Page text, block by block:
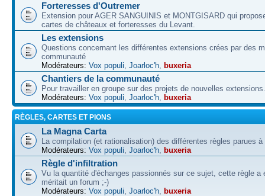
Forteresses d'Outremer
Extension pour AGER SANGUINIS et MONTGISARD qui
cartes de châteaux et forteresses du Levant.
Les extensions
Questions concernant les différentes extensions crées par des
communauté
Modérateurs: Vox populi, Joarloc'h, buxeria
Chantiers de la communauté
Pour travailler en groupe sur des projets de nouvelles extensions.
Modérateurs: Vox populi, Joarloc'h, buxeria
RÈGLES, CARTES ET PIONS
La Magna Carta
La compilation (et rationalisation) des différentes règles parues à
Modérateurs: Vox populi, Joarloc'h, buxeria
Règle d'infiltration
Vu la quantité d'échanges passionnés sur ce sujet, cette règle a
méritait un forum ;-)
Modérateurs: Vox populi, Joarloc'h, buxeria